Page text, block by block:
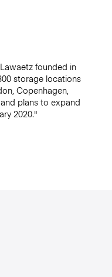
founded in
storage locations
Copenhagen,
plans to expand
2020."